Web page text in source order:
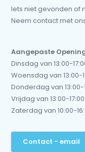
Iets niet gevonden of
Neem contact met
Aangepaste
Dinsdag van 13:00-
Woensdag van 13:00-
Donderdag van 13:00-
Vrijdag van 13:00-17:00.
Zaterdag van 10:00-
Contact - email